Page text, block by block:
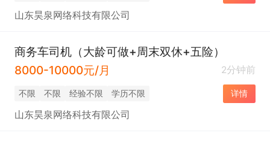
山东昊泉网络科技有限公司
商务车司机（大龄可做+周末双休+五险）
8000-10000元/月
2分钟前
不限 不限 经验不限 学历不限 详情
山东昊泉网络科技有限公司